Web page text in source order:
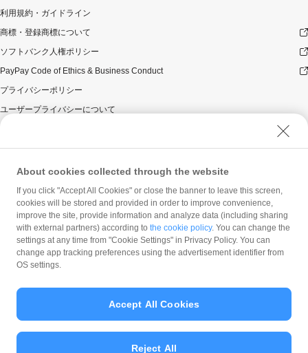
利用規約・ガイドライン
商標・登録商標について
ソフトバンク人権ポリシー
PayPay Code of Ethics & Business Conduct
プライバシーポリシー
ユーザープライバシーについて
ウェブサイト利用規約
反社会的勢力に対する方針
勧誘方針
マネロン等基本方針
カスタマーハラスメントに関する当社の考え方
© PayPay Corporation
About cookies collected through the website
If you click "Accept All Cookies" or close the banner to leave this screen,
cookies will be stored and provided in order to improve convenience,
improve the site, provide information and analyze data (including sharing
with external partners) according to the cookie policy. You can change the
settings at any time from "Cookie Settings" in Privacy Policy. You can
change app tracking preferences using the advertisement identifier from
OS settings.
Reject All
Accept All Cookies